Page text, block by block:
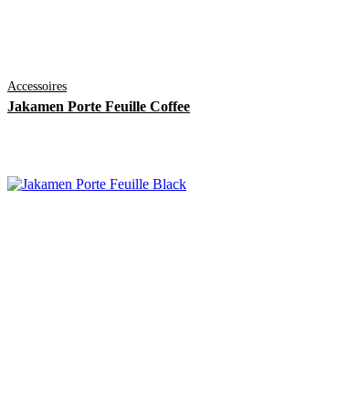
Accessoires
Jakamen Porte Feuille Coffee